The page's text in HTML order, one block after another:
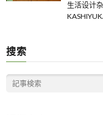
生活设计
搜索